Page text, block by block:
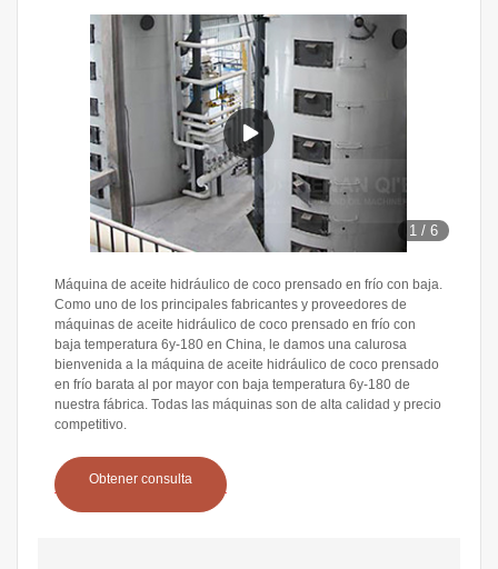
1 /6
Máquina de aceite hidráulico de coco prensado en frío con baja.
Como uno de los principales fabricantes y proveedores de
máquinas de aceite hidráulico de coco prensado en frío con
baja temperatura 6y-180 en China, le damos una calurosa
bienvenida a la máquina de aceite hidráulico de coco prensado
en frío barata al por mayor con baja temperatura 6y-180 de
nuestra fábrica. Todas las máquinas son de alta calidad y precio
competitivo.
Obtener consulta